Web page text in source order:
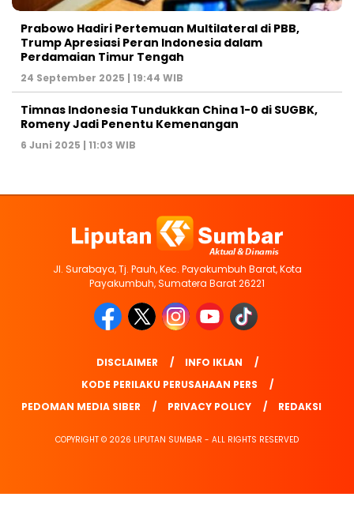
Prabowo Hadiri Pertemuan Multilateral di PBB,
Trump Apresiasi Peran Indonesia dalam
Perdamaian Timur Tengah
24 September 2025 | 19:44 WIB
Timnas Indonesia Tundukkan China 1-0 di SUGBK,
Romeny Jadi Penentu Kemenangan
6 Juni 2025 | 11:03 WIB
Jl. Surabaya, Tj. Pauh, Kec. Payakumbuh Barat, Kota
Payakumbuh, Sumatera Barat 26221
DISCLAIMER
INFO IKLAN
KODE PERILAKU PERUSAHAAN PERS
PEDOMAN MEDIA SIBER
PRIVACY POLICY REDAKSI
COPYRIGHT © 2026 LIPUTAN SUMBAR - ALL RIGHTS RESERVED